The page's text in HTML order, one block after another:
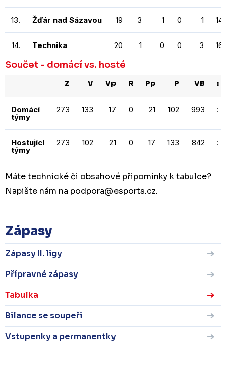
13. Žďár nad Sázavou 19 3 1 0 1 14
14. Technika 20 1 0 0 3 16
Součet - domácí vs. hosté
Z V Vp R Pp P VB :
Domácí
týmy
273 133 17 0 21 102 993 :
Hostující
týmy
273 102 21 0 17 133 842 :
Máte technické či obsahové připomínky k tabulce?
Napište nám na podpora@esports.cz.
Zápasy
Zápasy II. ligy
Přípravné zápasy
Tabulka
Bilance se soupeři
Vstupenky a permanentky